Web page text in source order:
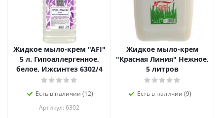
Жидкое мыло-крем "AFI"
5 л. Гипоаллергенное,
белое, Ижсинтез 6302/4
Есть в наличии (12)
Артикул: 6302
Жидкое мыло-крем
"Красная Линия" Нежное,
5 литров
Есть в наличии (9)